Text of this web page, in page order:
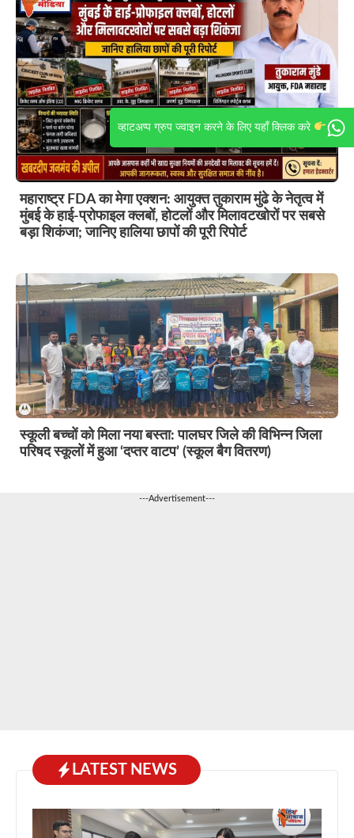
व्हाटअप्प ग्रुप ज्वाइन करने के लिए यहाँ क्लिक करे
महाराष्ट्र FDA का मेगा एक्शन: आयुक्त तुकाराम मुंढे के नेतृत्व में
मुंबई के हाई-प्रोफाइल क्लबों, होटलों और मिलावटखोरों पर सबसे
बड़ा शिकंजा; जानिए हालिया छापों की पूरी रिपोर्ट
स्कूली बच्चों को मिला नया बस्ता: पालघर जिले की विभिन्न जिला
परिषद स्कूलों में हुआ ‘दप्तर वाटप’ (स्कूल बैग वितरण)
---Advertisement---
LATEST NEWS